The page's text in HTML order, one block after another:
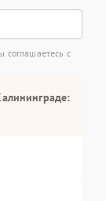
соглашаетесь с